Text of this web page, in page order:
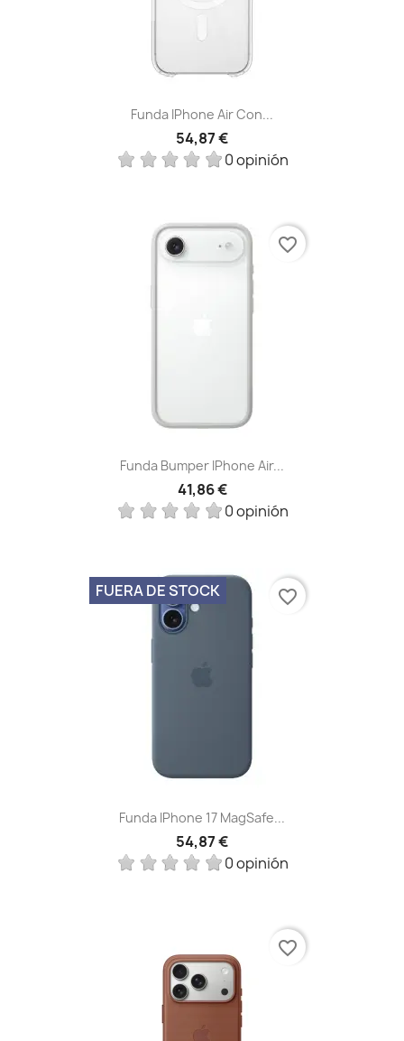
Funda IPhone Air Con...
54,87 €
0 opinión
Funda Bumper IPhone Air...
41,86 €
0 opinión
favorite_border
Funda IPhone 17 MagSafe...
54,87 €
0 opinión
FUERA DE STOCK favorite_border
favorite_border